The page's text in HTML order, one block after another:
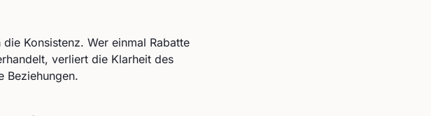
Konsistenz. Wer einmal Rabatte
verliert die Klarheit des
Beziehungen.